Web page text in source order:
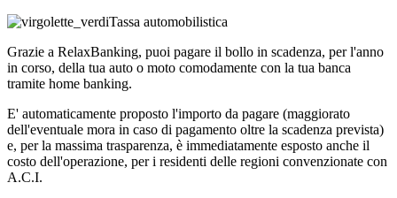
Tassa automobilistica
Grazie a RelaxBanking, puoi pagare il bollo in scadenza, per l'anno
in corso, della tua auto o moto comodamente con la tua banca
tramite home banking.
E' automaticamente proposto l'importo da pagare (maggiorato
dell'eventuale mora in caso di pagamento oltre la scadenza prevista)
e, per la massima trasparenza, è immediatamente esposto anche il
costo dell'operazione, per i residenti delle regioni convenzionate con
A.C.I.